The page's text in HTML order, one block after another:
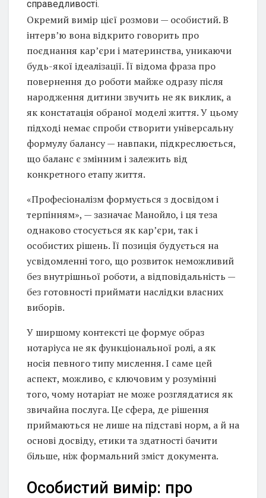
Окремий вимір цієї розмови — особистий. В
інтерв’ю вона відкрито говорить про
поєднання кар’єри і материнства, уникаючи
будь-якої ідеалізації. Її відома фраза про
повернення до роботи майже одразу після
народження дитини звучить не як виклик, а
як констатація обраної моделі життя. У цьому
підході немає спроби створити універсальну
формулу балансу — навпаки, підкреслюється,
що баланс є змінним і залежить від
конкретного етапу життя.
«Професіоналізм формується з досвідом і
терпінням», — зазначає Манойло, і ця теза
однаково стосується як кар’єри, так і
особистих рішень. Її позиція будується на
усвідомленні того, що розвиток неможливий
без внутрішньої роботи, а відповідальність —
без готовності приймати наслідки власних
виборів.
У ширшому контексті це формує образ
нотаріуса не як функціональної ролі, а як
носія певного типу мислення. І саме цей
аспект, можливо, є ключовим у розумінні
того, чому нотаріат не може розглядатися як
звичайна послуга. Це сфера, де рішення
приймаються не лише на підставі норм, а й на
основі досвіду, етики та здатності бачити
більше, ніж формальний зміст документа.
Особистий вимір: про